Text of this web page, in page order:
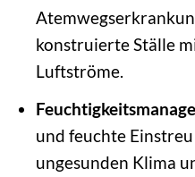
konstruierte Ställe
Luftströme.
und feuchte
ungesunden Klima